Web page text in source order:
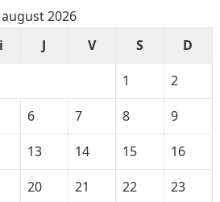
august 2026
J V S
D
1
2
6 7 8
9
13 14 15
16
20 21 22
23